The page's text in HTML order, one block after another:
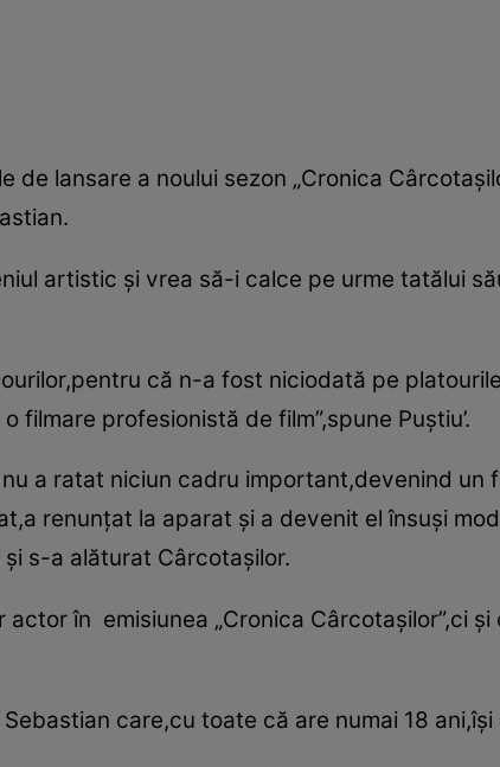
de lansare a noului sezon „Cronica
artistic şi vrea să-i calce pe urme tatălui
că n-a fost niciodată pe
filmare profesionistă de film”,spune Puştiu’.
a ratat niciun cadru important,devenind un
renunţat la aparat şi a devenit el însuşi
s-a alăturat Cârcotaşilor.
în emisiunea „Cronica Cârcotaşilor”,ci
care,cu toate că are numai 18